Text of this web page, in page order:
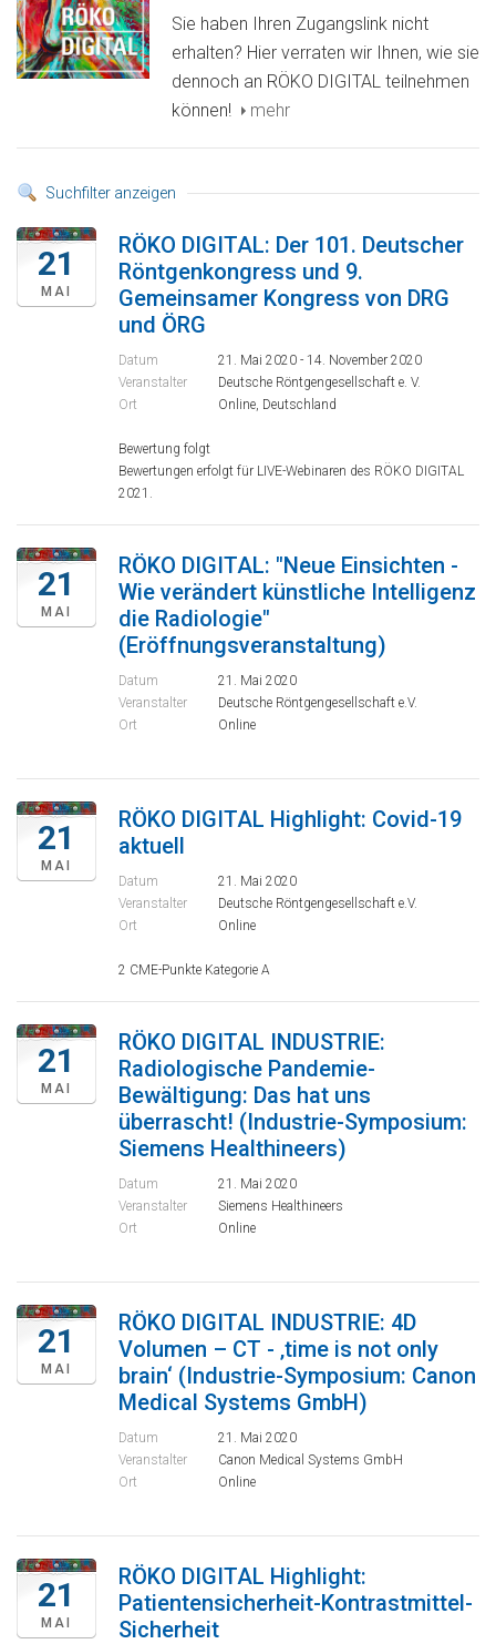
Sie haben Ihren Zugangslink nicht
erhalten? Hier verraten wir Ihnen, wie sie
dennoch an RÖKO DIGITAL teilnehmen
können!
mehr
Suchfilter anzeigen
21
MAI
RÖKO DIGITAL: Der 101. Deutscher
Röntgenkongress und 9.
Gemeinsamer Kongress von DRG
und ÖRG
Datum
21. Mai 2020 - 14. November 2020
Veranstalter
Deutsche Röntgengesellschaft e. V.
Ort
Online, Deutschland
Bewertung folgt
Bewertungen erfolgt für LIVE-Webinaren des RÖKO DIGITAL
2021.
21
MAI
RÖKO DIGITAL: "Neue Einsichten -
Wie verändert künstliche Intelligenz
die Radiologie"
(Eröffnungsveranstaltung)
Datum
21. Mai 2020
Veranstalter
Deutsche Röntgengesellschaft e.V.
Ort
Online
21
MAI
RÖKO DIGITAL Highlight: Covid-19
aktuell
Datum
21. Mai 2020
Veranstalter
Deutsche Röntgengesellschaft e.V.
Ort
Online
2 CME-Punkte Kategorie A
21
MAI
RÖKO DIGITAL INDUSTRIE:
Radiologische Pandemie-
Bewältigung: Das hat uns
überrascht! (Industrie-Symposium:
Siemens Healthineers)
Datum
21. Mai 2020
Veranstalter
Siemens Healthineers
Ort
Online
21
MAI
RÖKO DIGITAL INDUSTRIE: 4D
Volumen – CT - ‚time is not only
brain‘ (Industrie-Symposium: Canon
Medical Systems GmbH)
Datum
21. Mai 2020
Veranstalter
Canon Medical Systems GmbH
Ort
Online
21
MAI
RÖKO DIGITAL Highlight:
Patientensicherheit-Kontrastmittel-
Sicherheit